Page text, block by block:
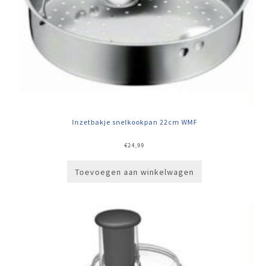
Inzetbakje snelkookpan 22cm WMF
€24,99
Toevoegen aan winkelwagen